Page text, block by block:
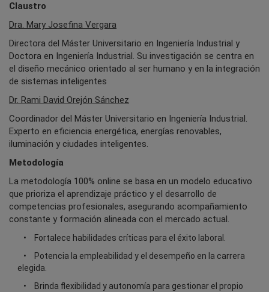
Claustro
Dra. Mary Josefina Vergara
Directora del Máster Universitario en Ingeniería Industrial y
Doctora en Ingeniería Industrial. Su investigación se centra en
el diseño mecánico orientado al ser humano y en la integración
de sistemas inteligentes
Dr. Rami David Orejón Sánchez
Coordinador del Máster Universitario en Ingeniería Industrial.
Experto en eficiencia energética, energías renovables,
iluminación y ciudades inteligentes.
Metodología
La metodología 100% online se basa en un modelo educativo
que prioriza el aprendizaje práctico y el desarrollo de
competencias profesionales, asegurando acompañamiento
constante y formación alineada con el mercado actual.
Fortalece habilidades críticas para el éxito laboral.
Potencia la empleabilidad y el desempeño en la carrera
elegida.
Brinda flexibilidad y autonomía para gestionar el propio